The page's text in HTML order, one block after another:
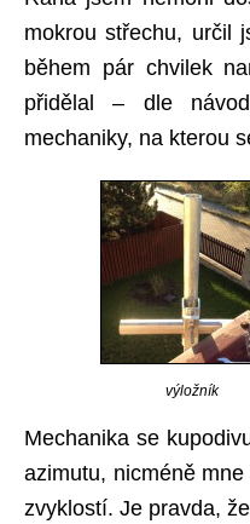
mokrou střechu, určil
během pár chvilek
přidělal – dle
mechaniky, na kterou
výložník
Mechanika se
azimutu, nicméně
zvyklostí. Je pravda,